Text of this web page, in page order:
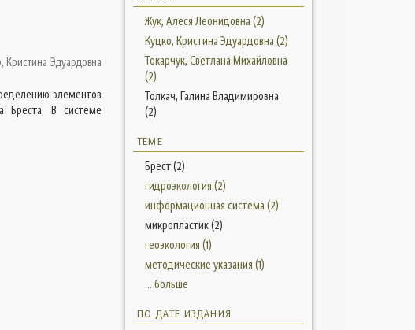
Кристина Эдуардовна
элементов
Бреста. В системе
Жук, Алеся Леонидовна (2)
Куцко, Кристина Эдуардовна (2)
Токарчук, Светлана Михайловна
(2)
Толкач, Галина Владимировна
(2)
ТЕМЕ
Брест (2)
гидроэкология (2)
информационная система (2)
микропластик (2)
геоэкология (1)
методические указания (1)
... больше
ПО ДАТЕ ИЗДАНИЯ